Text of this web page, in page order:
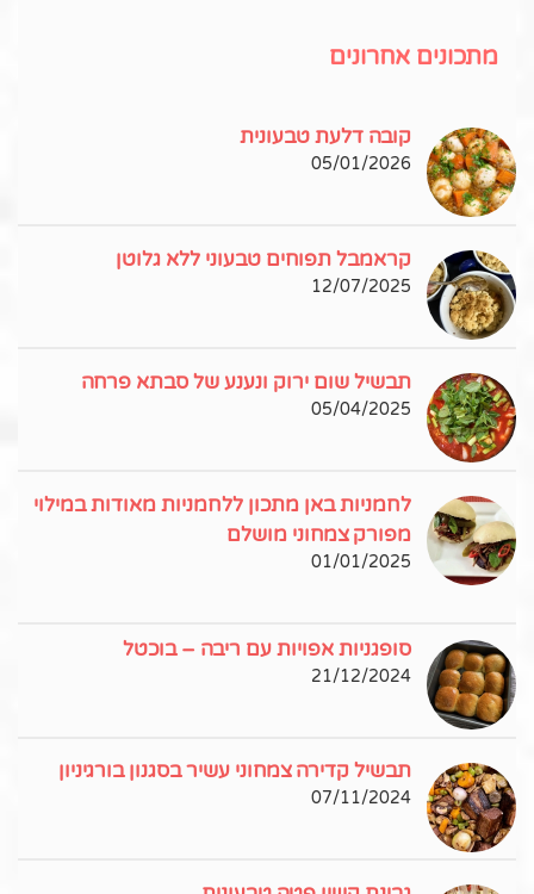
מתכונים אחרונים
קובה דלעת טבעונית
05/01/2026
קראמבל תפוחים טבעוני ללא גלוטן
12/07/2025
תבשיל שום ירוק ונענע של סבתא פרחה
05/04/2025
לחמניות באן מתכון ללחמניות מאודות במילוי
מפורק צמחוני מושלם
01/01/2025
סופגניות אפויות עם ריבה – בוכטל
21/12/2024
תבשיל קדירה צמחוני עשיר בסגנון בורגיניון
07/11/2024